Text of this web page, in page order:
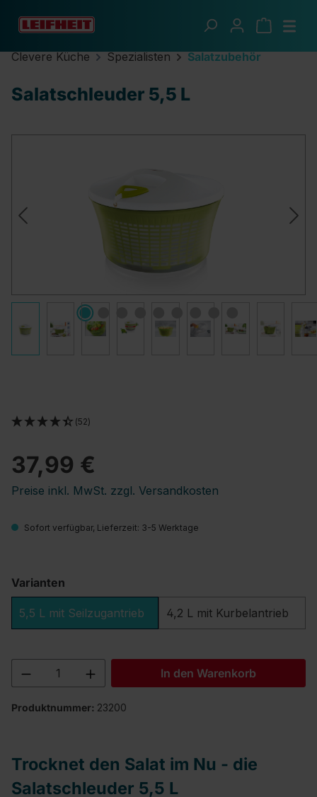
Zum Hauptinhalt springen
Clevere Küche Spezialisten Salatzubehör
Salatschleuder 5,5 L
37,99 €
Preise inkl. MwSt. zzgl. Versandkosten
(52)
Sofort verfügbar, Lieferzeit: 3-5 Werktage
Varianten
5,5 L mit Seilzugantrieb 4,2 L mit Kurbelantrieb
Produkt Anzahl: Gib den gewünschten
In den Warenkorb
Produktnummer: 23200
Trocknet den Salat im Nu - die
Salatschleuder 5,5 L